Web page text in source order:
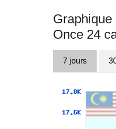
Once 24
7 jours